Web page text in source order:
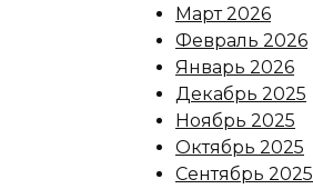
Март 2026
Февраль 2026
Январь 2026
Декабрь 2025
Ноябрь 2025
Октябрь 2025
Сентябрь 2025